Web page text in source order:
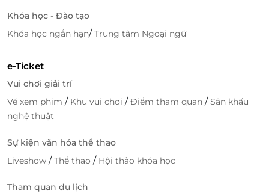
Khóa học - Đào tạo
Khóa học ngắn hạn/Trung tâm Ngoại ngữ
e-Ticket
Vui chơi giải trí
Vé xem phim / Khu vui chơi /Điểm tham quan /Sân khấu
nghệ thuật
Sự kiện văn hóa thể thao
Liveshow /Thể thao / Hội thảo khóa học
Tham quan du lịch